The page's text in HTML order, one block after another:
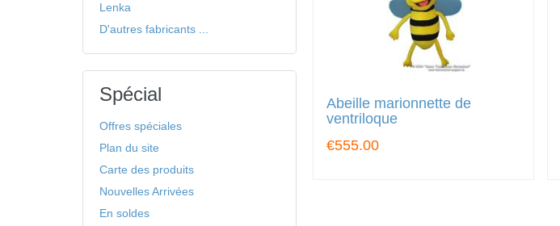
Abeille marionnette de
ventriloque
€555.00
Lenka
D'autres fabricants ...
Spécial
Offres spéciales
Plan du site
Carte des produits
Nouvelles Arrivées
En soldes